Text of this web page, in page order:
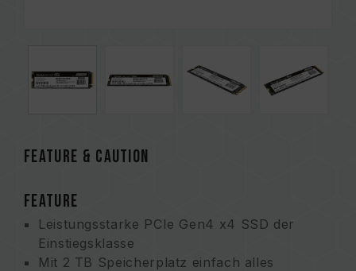
FEATURE & CAUTION
FEATURE
Leistungsstarke PCIe Gen4 x4 SSD der
Einstiegsklasse
Mit 2 TB Speicherplatz einfach alles